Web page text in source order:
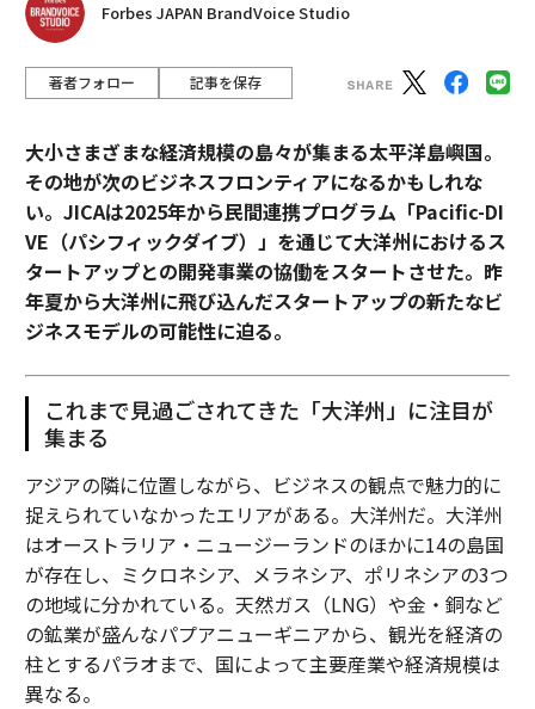
Forbes JAPAN BrandVoice Studio
著者フォロー 記事を保存
大小さまざまな経済規模の島々が集まる太平洋島嶼国。
その地が次のビジネスフロンティアになるかもしれな
い。JICAは2025年から民間連携プログラム「Pacific-DI
VE（パシフィックダイブ）」を通じて大洋州におけるス
タートアップとの開発事業の協働をスタートさせた。昨
年夏から大洋州に飛び込んだスタートアップの新たなビ
ジネスモデルの可能性に迫る。
これまで見過ごされてきた「大洋州」に注目が
集まる
アジアの隣に位置しながら、ビジネスの観点で魅力的に
捉えられていなかったエリアがある。大洋州だ。大洋州
はオーストラリア・ニュージーランドのほかに14の島国
が存在し、ミクロネシア、メラネシア、ポリネシアの3つ
の地域に分かれている。天然ガス（LNG）や金・銅など
の鉱業が盛んなパプアニューギニアから、観光を経済の
柱とするパラオまで、国によって主要産業や経済規模は
異なる。